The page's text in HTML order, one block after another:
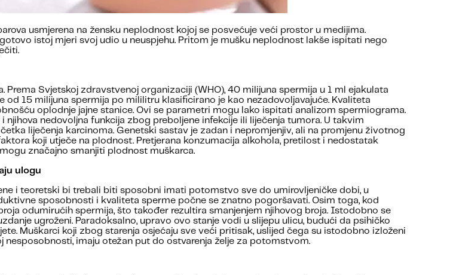
usmjerena na žensku neplodnost kojoj se posvećuje veći prostor u medijima.
istoj mjeri svoj udio u neuspjehu. Pritom je mušku neplodnost lakše ispitati nego
Svjetskoj zdravstvenoj organizaciji (WHO), 40 milijuna spermija u 1 ml ejakulata
15 milijuna spermija po mililitru klasificirano je kao nezadovoljavajuće. Kvaliteta
oplodnje jajne stanice. Ovi se parametri mogu lako ispitati analizom spermiograma.
nedovoljna funkcija zbog preboljene infekcije ili liječenja tumora. U takvim
liječenja karcinoma. Genetski sastav je zadan i nepromjenjiv, ali na promjenu životnog
koji utječe na plodnost. Pretjerana konzumacija alkohola, pretilost i nedostatak
značajno smanjiti plodnost muškarca.
ulogu
i teoretski bi trebali biti sposobni imati potomstvo sve do umirovljeničke dobi, u
sposobnosti i kvaliteta sperme počne se znatno pogoršavati. Osim toga, kod
odumirućih spermija, što također rezultira smanjenjem njihovog broja. Istodobno se
ugroženi. Paradoksalno, upravo ovo stanje vodi u slijepu ulicu, budući da psihičko
Muškarci koji zbog starenja osjećaju sve veći pritisak, uslijed čega su istodobno izloženi
imaju otežan put do ostvarenja želje za potomstvom.